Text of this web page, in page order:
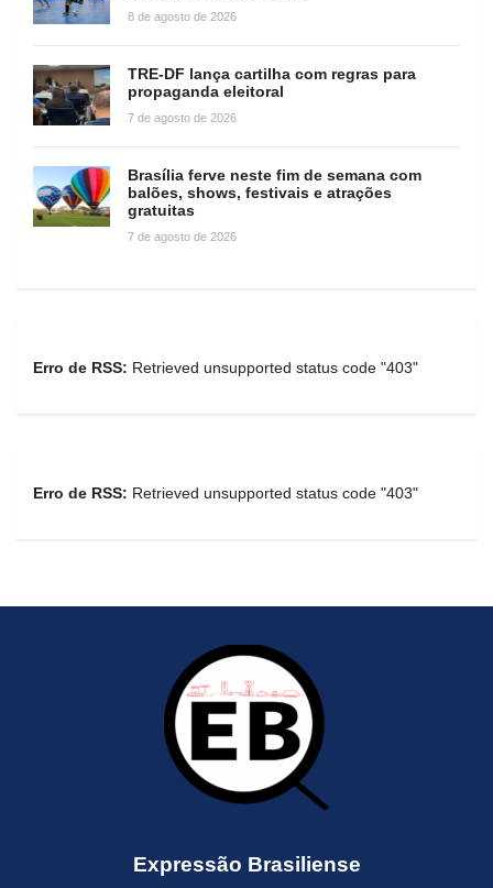
8 de agosto de 2026
TRE-DF lança cartilha com regras para
propaganda eleitoral
7 de agosto de 2026
Brasília ferve neste fim de semana com
balões, shows, festivais e atrações
gratuitas
7 de agosto de 2026
Erro de RSS: Retrieved unsupported status code "403"
Erro de RSS: Retrieved unsupported status code "403"
Expressão Brasiliense